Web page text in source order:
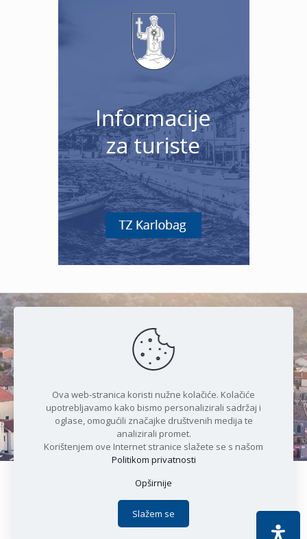
Čudesan spoj kristalnog mora i
prirode
Copyright © 2021 Općina Karlobag | Sva prava pridržana |
Politika privatnosti
Apoc IT
Ova web-stranica koristi nužne kolačiće. Kolačiće
upotrebljavamo kako bismo personalizirali sadržaj i
oglase, omogućili značajke društvenih medija te
analizirali promet.
Korištenjem ove Internet stranice slažete se s našom
Politikom privatnosti
Opširnije
Slažem se